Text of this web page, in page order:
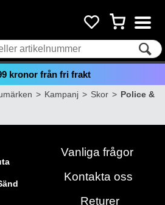
kronor från fri frakt
>Kampanj>Skor>Police &
Vanliga frågor
Kontakta oss
Returer